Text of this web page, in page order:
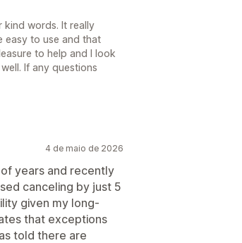
kind words. It really
easy to use and that
to help and I look
If any questions
4 de maio de 2026
years and recently
canceling by just 5
given my long-
that exceptions
told there are